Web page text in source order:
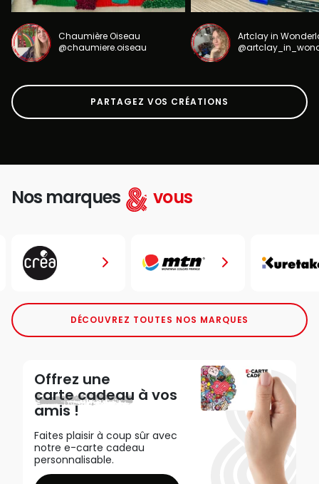
Chaumière Oiseau
@chaumiere.oiseau
Artclay in
PARTAGEZ VOS CRÉATIONS
Nos marques vous
DÉCOUVREZ TOUTES NOS MARQUES
Offrez une
carte cadeau à vos
amis !
Faites plaisir à coup sûr avec
notre e-carte cadeau
personnalisable.